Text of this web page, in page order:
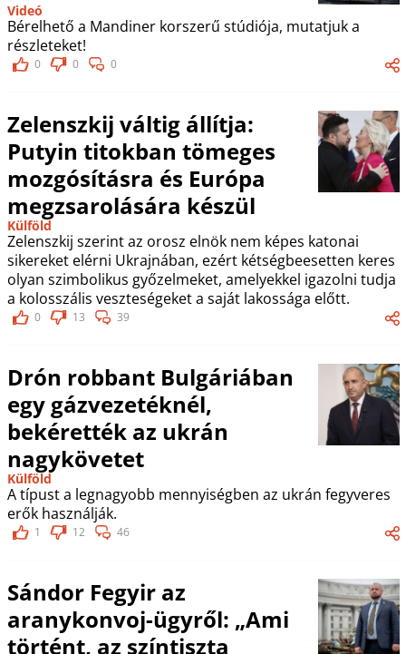
Videó
Bérelhető a Mandiner korszerű stúdiója, mutatjuk a
részleteket!
0 0 0
Zelenszkij váltig állítja:
Putyin titokban tömeges
mozgósításra és Európa
megzsarolására készül
Külföld
Zelenszkij szerint az orosz elnök nem képes katonai
sikereket elérni Ukrajnában, ezért kétségbeesetten keres
olyan szimbolikus győzelmeket, amelyekkel igazolni tudja
a kolosszális veszteségeket a saját lakossága előtt.
0 13 39
Drón robbant Bulgáriában
egy gázvezetéknél,
bekérették az ukrán
nagykövetet
Külföld
A típust a legnagyobb mennyiségben az ukrán fegyveres
erők használják.
1 12 46
Sándor Fegyir az
aranykonvoj-ügyről: „Ami
történt, az színtiszta